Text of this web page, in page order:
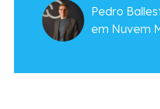
Pedro
em Nuvem